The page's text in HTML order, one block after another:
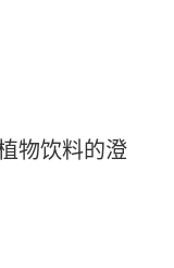
物饮料的澄